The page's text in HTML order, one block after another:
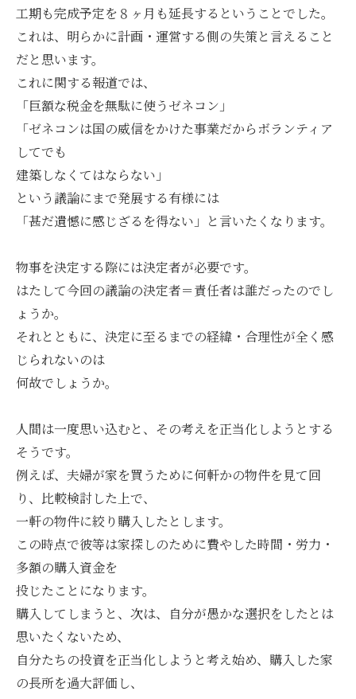
工期も完成予定を８ヶ月も延長するということでした。
これは、明らかに計画・運営する側の失策と言えること
だと思います。
これに関する報道では、
「巨額な税金を無駄に使うゼネコン」
「ゼネコンは国の威信をかけた事業だからボランティア
してでも
建築しなくてはならない」
という議論にまで発展する有様には
「甚だ遺憾に感じざるを得ない」と言いたくなります。
物事を決定する際には決定者が必要です。
はたして今回の議論の決定者＝責任者は誰だったのでし
ょうか。
それとともに、決定に至るまでの経緯・合理性が全く感
じられないのは
何故でしょうか。
人間は一度思い込むと、その考えを正当化しようとする
そうです。
例えば、夫婦が家を買うために何軒かの物件を見て回
り、比較検討した上で、
一軒の物件に絞り購入したとします。
この時点で彼等は家探しのために費やした時間・労力・
多額の購入資金を
投じたことになります。
購入してしまうと、次は、自分が愚かな選択をしたとは
思いたくないため、
自分たちの投資を正当化しようと考え始め、購入した家
の長所を過大評価し、